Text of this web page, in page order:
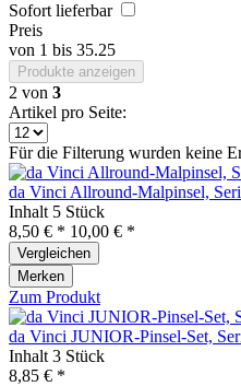
Sofort lieferbar
Preis
von 1 bis 35.25
Produkte anzeigen
2 von 3
Artikel pro Seite:
Für die Filterung wurden keine
da Vinci Allround-Malpinsel,
Inhalt 5 Stück
8,50 € * 10,00 € *
Vergleichen
Merken
Zum Produkt
da Vinci JUNIOR-Pinsel-Set,
Inhalt 3 Stück
8,85 € *